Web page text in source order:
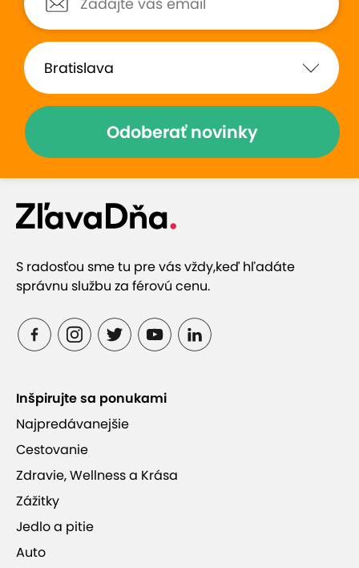
Odoberať novinky
S radosťou sme tu pre vás vždy,keď hľadáte
správnu službu za férovú cenu.
Inšpirujte sa ponukami
Najpredávanejšie
Cestovanie
Zdravie, Wellness a Krása
Zážitky
Jedlo a pitie
Auto